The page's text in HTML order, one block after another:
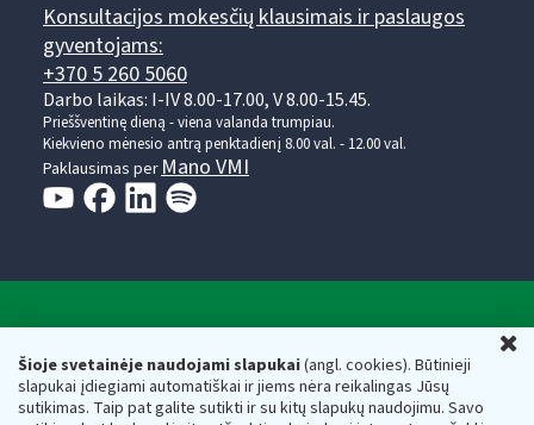
Šioje svetainėje naudojami slapukai(angl. cookies). Būtinieji
slapukai įdiegiami automatiškai ir jiems nėra reikalingas Jūsų
sutikimas. Taip pat galite sutikti ir su kitų slapukų naudojimu. Savo
Konsultacijos mokesčių klausimais ir paslaugos
gyventojams:
+370 5 260 5060
Darbo laikas: I-IV 8.00-17.00, V 8.00-15.45.
Prieššventinę dieną - viena valanda trumpiau.
Kiekvieno mėnesio antrą penktadienį 8.00 val. - 12.00 val.
Paklausimas per Mano VMI
Respublikos finansų ministerijos
Biudžetinė įstaiga. Juridinio asmens kodas — 188659752,